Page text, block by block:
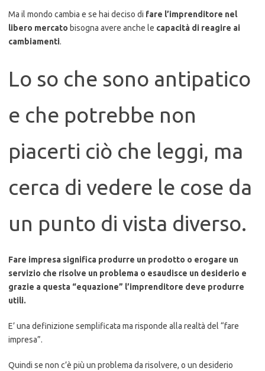
Ma il mondo cambia e se hai deciso di fare l’imprenditore nel
libero mercato bisogna avere anche le capacità di reagire ai
cambiamenti.
Lo so che sono antipatico
e che potrebbe non
piacerti ciò che leggi, ma
cerca di vedere le cose da
un punto di vista diverso.
Fare impresa significa produrre un prodotto o erogare un
servizio che risolve un problema o esaudisce un desiderio e
grazie a questa “equazione” l’imprenditore deve produrre
utili.
E’ una definizione semplificata ma risponde alla realtà del “fare
impresa”.
Quindi se non c’è più un problema da risolvere, o un desiderio